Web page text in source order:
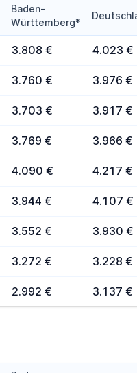
Baden-
Württemberg*
3.808 € 4.023 €
3.760 € 3.976 €
3.703 € 3.917 €
3.769 € 3.966 €
4.090 € 4.217 €
3.944 € 4.107 €
3.552 € 3.930 €
3.272 € 3.228 €
2.992 € 3.137 €